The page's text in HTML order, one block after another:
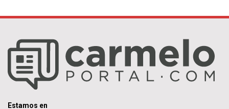
Estamos en